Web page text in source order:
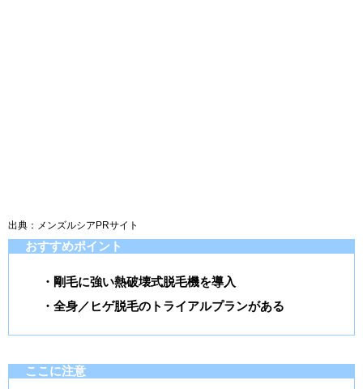
出典：メンズルシアPRサイト
おすすめポイント
・剛毛に強い熱破壊式脱毛機を導入
・全身／ヒゲ脱毛のトライアルプランがある
ここに注意